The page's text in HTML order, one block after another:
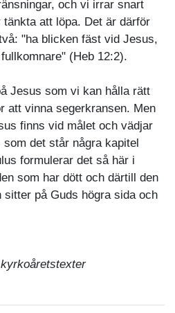
och vi irrar snart
att löpa. Det är därför
"ha blicken fäst vid Jesus,
(Heb 12:2).
Jesus som vi kan hålla rätt
att vinna segerkransen. Men
finns vid målet och vädjar
det står några kapitel
formulerar det så här i
som har dött och därtill den
på Guds högra sida och